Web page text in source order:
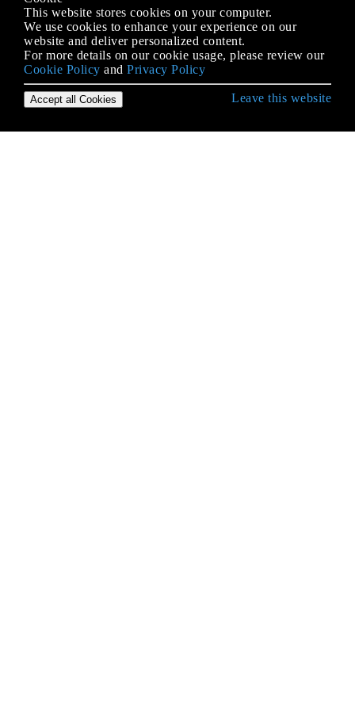
This website stores cookies on your computer.
We use cookies to enhance your experience on our
website and deliver personalized content.
For more details on our cookie usage, please review our
Cookie Policy and Privacy Policy
Accept all Cookies Leave this website